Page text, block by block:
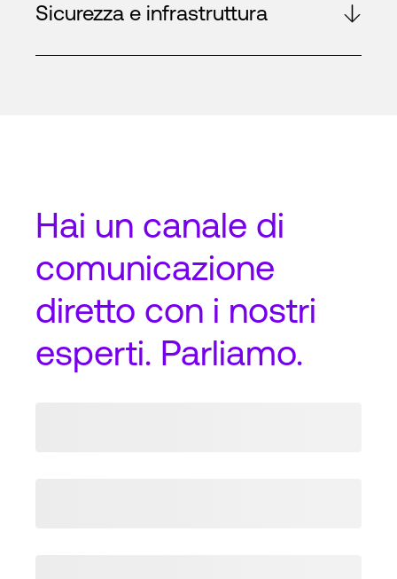
Sicurezza e infrastruttura
Hai un canale di
comunicazione
diretto con i nostri
esperti. Parliamo.